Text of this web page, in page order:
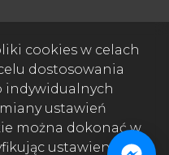
cookies w celach
dostosowania
indywidualnych
ustawień
można dokonać w
ustawienia